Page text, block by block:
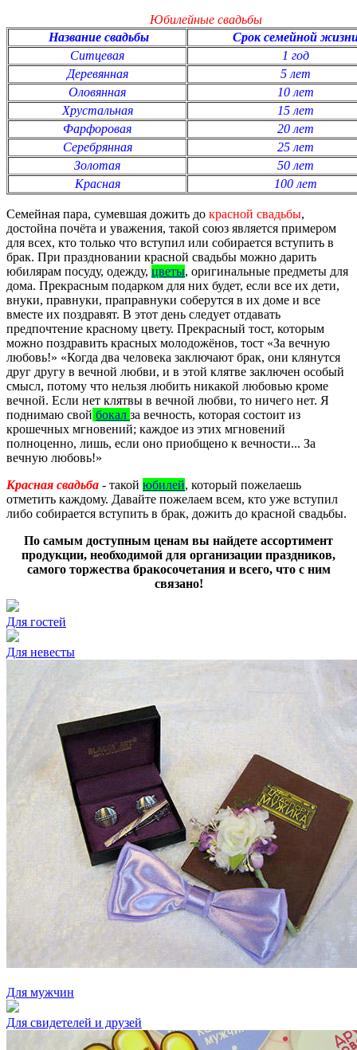
Юбилейные свадьбы
Название свадьбы
Срок семейной
Ситцевая
1 год
Деревянная
5 лет
Оловянная
10 лет
Хрустальная
15 лет
Фарфоровая
20 лет
Серебрянная
25 лет
Золотая
50 лет
Красная
100 лет
Семейная пара, сумевшая дожить до красной свадьбы,
достойна почёта и уважения, такой союз является примером
для всех, кто только что вступил или собирается вступить в
брак. При праздновании красной свадьбы можно дарить
юбилярам посуду, одежду, цветы, оригинальные предметы для
дома. Прекрасным подарком для них будет, если все их дети,
внуки, правнуки, праправнуки соберутся в их доме и все
вместе их поздравят. В этот день следует отдавать
предпочтение красному цвету. Прекрасный тост, которым
можно поздравить красных молодожёнов, тост «За вечную
любовь!» «Когда два человека заключают брак, они клянутся
друг другу в вечной любви, и в этой клятве заключен особый
смысл, потому что нельзя любить никакой любовью кроме
вечной. Если нет клятвы в вечной любви, то ничего нет. Я
поднимаю свой бокал за вечность, которая состоит из
крошечных мгновений; каждое из этих мгновений
полноценно, лишь, если оно приобщено к вечности... За
вечную любовь!»
Красная свадьба - такой юбилей, который пожелаешь
отметить каждому. Давайте пожелаем всем, кто уже вступил
либо собирается вступить в брак, дожить до красной свадьбы.
По самым доступным ценам вы найдете ассортимент
продукции, необходимой для организации праздников,
самого торжества бракосочетания и всего, что с ним
связано!
Для гостей
Для невесты
Для мужчин
Для свидетелей и друзей